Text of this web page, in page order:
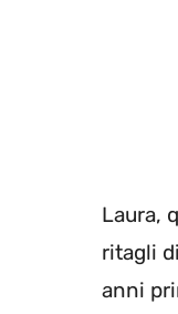
Laura,
ritagli
anni